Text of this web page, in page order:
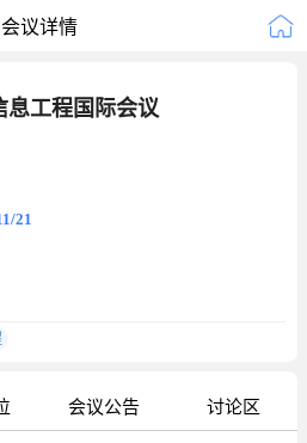
会议详情
息工程国际会议
21
会议公告 讨论区